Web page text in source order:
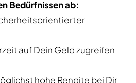
Bedürfnissen ab:
auf Dein Geld zugreifen
hohe Rendite bei Dir